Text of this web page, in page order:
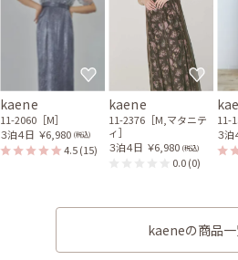
kaene
11-2060［M］
３泊４日 ￥6,980 (税込)
4.5(15)
kaene
11-2376［M,マタニテ
ィ］
３泊４日 ￥6,980 (税込)
0.0(0)
11-
３泊
kaeneの商品